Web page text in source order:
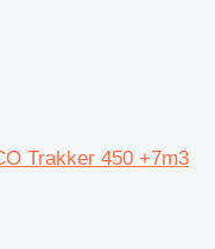
Trakker 450 +7m3